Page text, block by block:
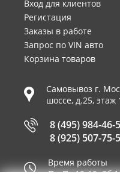
Вход для клиентов
Регистация
Заказы в работе
Запрос по VIN авто
Корзина товаров
Самовывоз г.
шоссе, д.25, этаж
8 (495) 984-46-
8 (925) 507-75-
Время работы
Пн-Пт 10-19, Сб